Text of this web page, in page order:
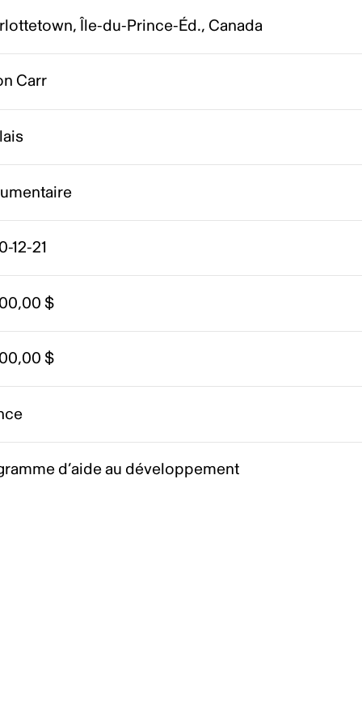
Île-du-Prince-Éd., Canada
Carr
12-21
$
$
d’aide au développement